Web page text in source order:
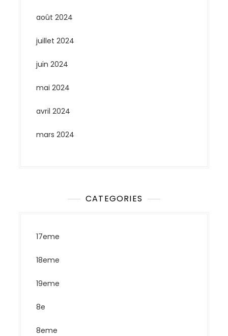
août 2024
juillet 2024
juin 2024
mai 2024
avril 2024
mars 2024
CATEGORIES
17eme
18eme
19eme
8e
8eme